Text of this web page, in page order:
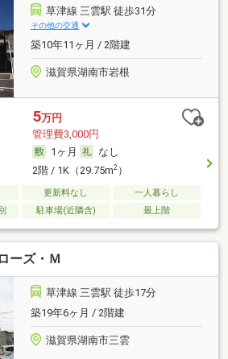
草津線 三雲駅 徒歩31分
その他の交通
築10年11ヶ月 / 2階建
滋賀県湖南市岩根
5万円
管理費3,000円
1ヶ月
なし
2階 / 1K（29.75m2）
更新料なし
一人暮らし
駐車場(近隣含) 最上階
ーズ・Ｍ
草津線 三雲駅 徒歩17分
築19年6ヶ月 / 2階建
滋賀県湖南市三雲